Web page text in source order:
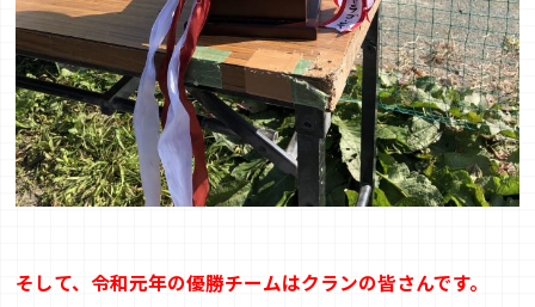
そして、令和元年の優勝チームはクランの皆さんです。